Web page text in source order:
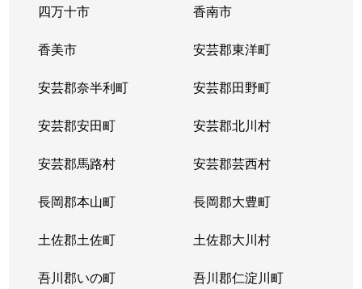
四万十市 香南市
香美市 安芸郡東洋町
安芸郡奈半利町 安芸郡田野町
安芸郡安田町 安芸郡北川村
安芸郡馬路村 安芸郡芸西村
長岡郡本山町 長岡郡大豊町
土佐郡土佐町 土佐郡大川村
吾川郡いの町 吾川郡仁淀川町